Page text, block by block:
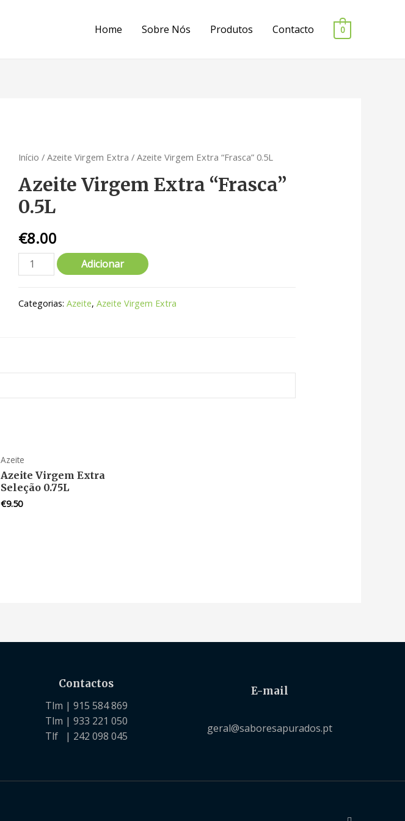
Home Sobre Nós Produtos Contacto 0
Início /Azeite Virgem Extra / Azeite Virgem Extra “Frasca” 0.5L
Azeite Virgem Extra “Frasca”
0.5L
€8.00
Adicionar
Categorias:Azeite,Azeite Virgem Extra
Azeite
Azeite Virgem Extra
Seleção 0.75L
€9.50
Contactos
Tlm | 915 584 869
Tlm | 933 221 050
Tlf | 242 098 045
E-mail
geral@saboresapurados.pt